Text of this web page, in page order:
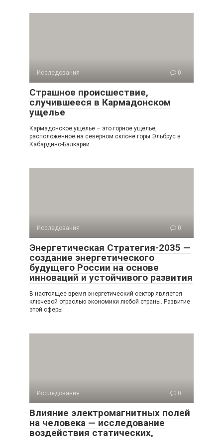
Исследования 0
Страшное происшествие,
случившееся в Кармадонском
ущелье
Кармадонское ущелье – это горное ущелье,
расположенное на северном склоне горы Эльбрус в
Кабардино-Балкарии.
Исследования 0
Энергетическая Стратегия-2035 —
создание энергетического
будущего России на основе
инноваций и устойчивого развития
В настоящее время энергетический сектор является
ключевой отраслью экономики любой страны. Развитие
этой сферы
Исследования 0
Влияние электромагнитных полей
на человека — исследование
воздействия статических,